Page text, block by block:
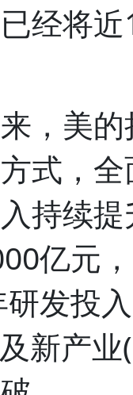
经将
，美
式，
持续
亿元
发投
新产